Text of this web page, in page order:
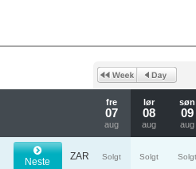
fre
07
aug
lør
08
aug
søn
09
aug
Neste
ZAR Solgt Solgt Solgt